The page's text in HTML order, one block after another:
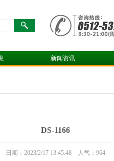
新闻资讯
DS-1166
日期：2023/2/17 13:45:48 人气：964